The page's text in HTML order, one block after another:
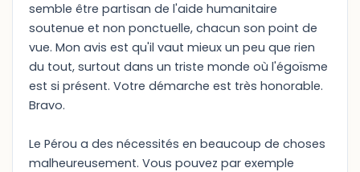
semble être partisan de l'aide humanitaire
soutenue et non ponctuelle, chacun son point de
vue. Mon avis est qu'il vaut mieux un peu que rien
du tout, surtout dans un triste monde où l'égoïsme
est si présent. Votre démarche est très honorable.
Bravo.
Le Pérou a des nécessités en beaucoup de choses
malheureusement. Vous pouvez par exemple